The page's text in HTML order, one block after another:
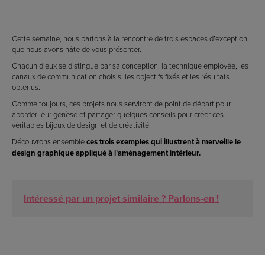
Cette semaine, nous partons à la rencontre de trois espaces d’exception
que nous avons hâte de vous présenter.
Chacun d’eux se distingue par sa conception, la technique employée, les
canaux de communication choisis, les objectifs fixés et les résultats
obtenus.
Comme toujours, ces projets nous serviront de point de départ pour
aborder leur genèse et partager quelques conseils pour créer ces
véritables bijoux de design et de créativité.
Découvrons ensembleces trois exemples qui illustrent à merveille le
design graphique appliqué à l’aménagement intérieur.
Intéressé par un projet similaire ? Parlons-en !